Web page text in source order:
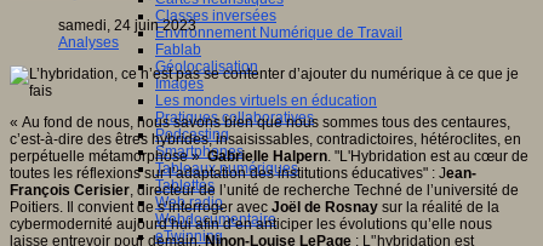
Classes inversées
Environnement Numérique de Travail
Fablab
Géolocalisation
Images
Les mondes virtuels en éducation
Pratiques collaboratives
Podcasting
Smartphones
Tableaux numériques
Tablettes
Web radio
Webdocumentaire
eTwinning
samedi, 24 juin 2023
Analyses
« Au fond de nous, nous savons bien que nous sommes tous des centaures,
c’est-à-dire des êtres hybrides, insaisissables, contradictoires, hétéroclites, en
perpétuelle métamorphose »Gabrielle Halpern. "L'Hybridation est au cœur de
toutes les réflexions sur l’adaptation des institutions éducatives" : Jean-
François Cerisier, directeur de l’unité de recherche Techné de l’université de
Poitiers. Il convient de s’interroger avec Joël de Rosnay sur la réalité de la
cybermodernité aujourd’hui afin d’en anticiper les évolutions qu’elle nous
laisse entrevoir pour demain.Ninon-Louise LePage : L'’hybridation est